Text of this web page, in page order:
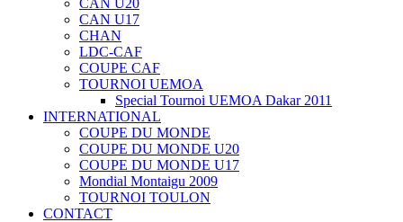
CAN U20
CAN U17
CHAN
LDC-CAF
COUPE CAF
TOURNOI UEMOA
Special Tournoi UEMOA Dakar 2011
INTERNATIONAL
COUPE DU MONDE
COUPE DU MONDE U20
COUPE DU MONDE U17
Mondial Montaigu 2009
TOURNOI TOULON
CONTACT